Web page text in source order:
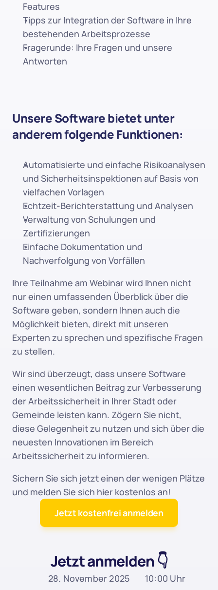
Features
Tipps zur Integration der Software in Ihre
bestehenden Arbeitsprozesse
Fragerunde: Ihre Fragen und unsere
Antworten
Unsere Software bietet unter
anderem folgende Funktionen:
Automatisierte und einfache Risikoanalysen
und Sicherheitsinspektionen auf Basis von
vielfachen Vorlagen
Echtzeit-Berichterstattung und Analysen
Verwaltung von Schulungen und
Zertifizierungen
Einfache Dokumentation und
Nachverfolgung von Vorfällen
Ihre Teilnahme am Webinar wird Ihnen nicht
nur einen umfassenden Überblick über die
Software geben, sondern Ihnen auch die
Möglichkeit bieten, direkt mit unseren
Experten zu sprechen und spezifische Fragen
zu stellen.
Wir sind überzeugt, dass unsere Software
einen wesentlichen Beitrag zur Verbesserung
der Arbeitssicherheit in Ihrer Stadt oder
Gemeinde leisten kann. Zögern Sie nicht,
diese Gelegenheit zu nutzen und sich über die
neuesten Innovationen im Bereich
Arbeitssicherheit zu informieren.
Sichern Sie sich jetzt einen der wenigen Plätze
und melden Sie sich hier kostenlos an!
Jetzt kostenfrei anmelden
Jetzt anmelden 👇
28. November 2025
10:00 Uhr